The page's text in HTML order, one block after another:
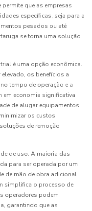
que as empresas
específicas, seja para a
pesados ou até
se torna uma solução
é uma opção econômica.
os benefícios a
tempo de operação e a
em economia significativa
de alugar equipamentos,
os custos
de remoção
de uso. A maioria das
para ser operada por um
de mão de obra adicional.
simplifica o processo de
operadores podem
garantindo que as